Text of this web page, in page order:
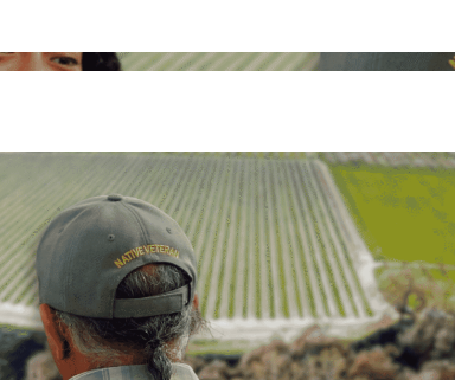
the Future of Farmland | Dando Forma al Futuro de